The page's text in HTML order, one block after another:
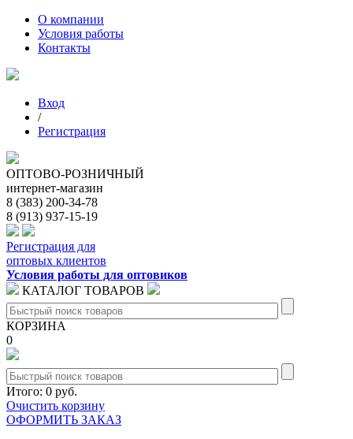
О компании
Условия работы
Контакты
Вход
/
Регистрация
ОПТОВО-РОЗНИЧНЫЙ
интернет-магазин
8 (383) 200-34-78
8 (913) 937-15-19
Регистрация для
оптовых клиентов
Условия работы для оптовиков
КАТАЛОГ ТОВАРОВ
КОРЗИНА
0
Итого: 0 руб.
Очистить корзину
ОФОРМИТЬ ЗАКАЗ